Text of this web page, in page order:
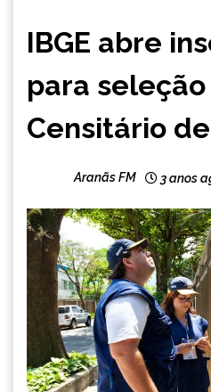
NOTÍCIAS
IBGE abre
para
Censitário
Aranãs FM 3 anos